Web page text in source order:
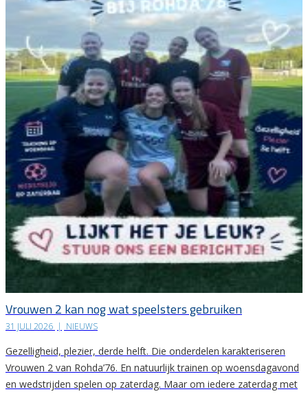
Vrouwen 2 kan nog wat speelsters gebruiken
31 JULI 2026 | NIEUWS
Gezelligheid, plezier, derde helft. Die onderdelen karakteriseren
Vrouwen 2 van Rohda’76. En natuurlijk trainen op woensdagavond
en wedstrijden spelen op zaterdag. Maar om iedere zaterdag met